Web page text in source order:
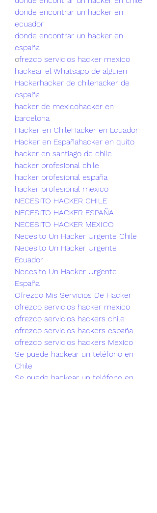
donde encontrar un hacker en
ecuador
donde encontrar un hacker en
españa
ofrezco servicios hacker mexico
hackear el Whatsapp de alguien
Hackerhacker de chilehacker de
españa
hacker de mexicohacker en
barcelona
Hacker en ChileHacker en Ecuador
Hacker en Españahacker en quito
hacker en santiago de chile
hacker profesional chile
hacker profesional españa
hacker profesional mexico
NECESITO HACKER CHILE
NECESITO HACKER ESPAÑA
NECESITO HACKER MEXICO
Necesito Un Hacker Urgente Chile
Necesito Un Hacker Urgente
Ecuador
Necesito Un Hacker Urgente
España
Ofrezco Mis Servicios De Hacker
ofrezco servicios hacker mexico
ofrezco servicios hackers chile
ofrezco servicios hackers españa
ofrezco servicios hackers Mexico
Se puede hackear un teléfono en
Chile
Se puede hackear un teléfono en